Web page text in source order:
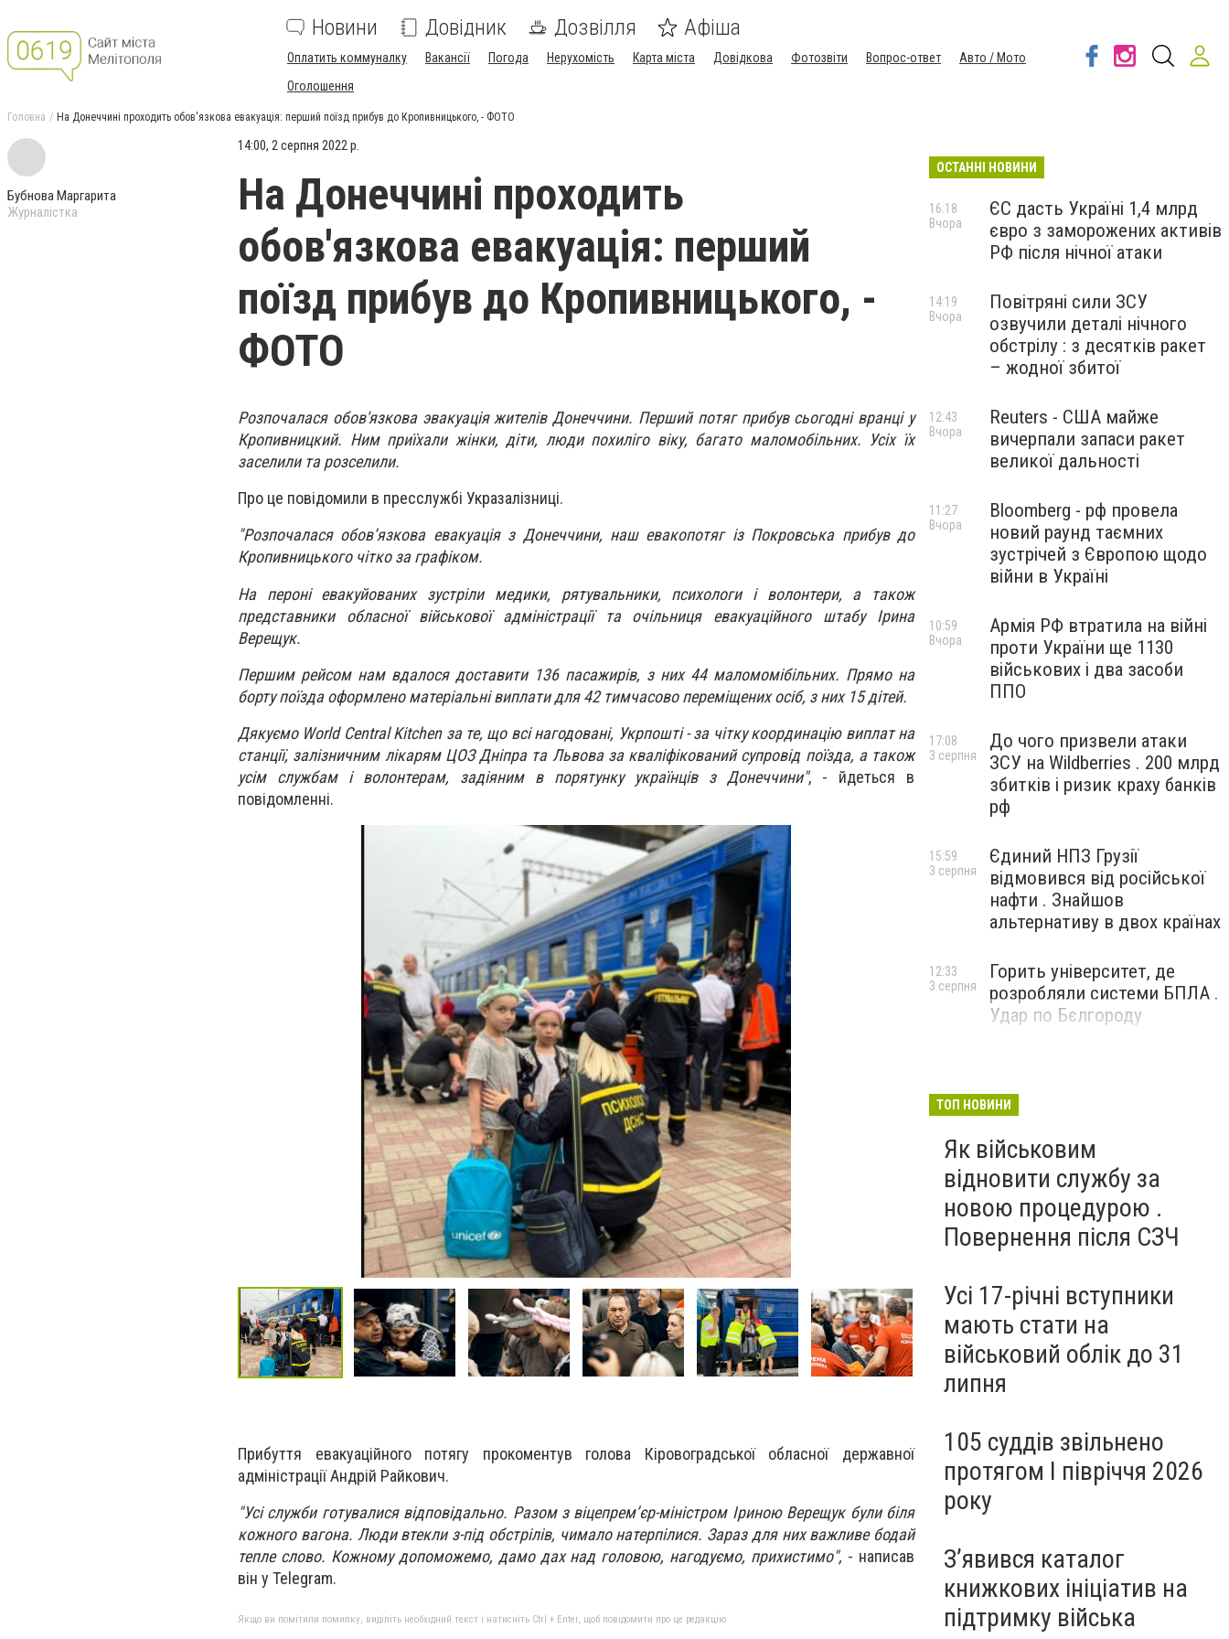
Новини Довідник Дозвілля Афіша
Оплатить коммуналку Вакансії Погода Нерухомість Карта міста Довідкова Фотозвіти Вопрос-ответ
Авто / Мото
Оголошення
Головна На Донеччині проходить обов'язкова евакуація: перший поїзд прибув до Кропивницького, - ФОТО
Бубнова Маргарита
Журналістка
14:00, 2 серпня 2022 р.
На Донеччині проходить
обов'язкова евакуація: перший
поїзд прибув до Кропивницького, -
ФОТО
Розпочалася обов'язкова эвакуація жителів Донеччини. Перший потяг прибув сьогодні вранці у
Кропивницкий. Ним приїхали жінки, діти, люди похиліго віку, багато маломобільних. Усіх їх
заселили та розселили.
Про це повідомили в пресслужбі Укразалізниці.
"Розпочалася обов’язкова евакуація з Донеччини, наш евакопотяг із Покровська прибув до
Кропивницького чітко за графіком.
На пероні евакуйованих зустріли медики, рятувальники, психологи і волонтери, а також
представники обласної військової адміністрації та очільниця евакуаційного штабу Ірина
Верещук.
Першим рейсом нам вдалося доставити 136 пасажирів, з них 44 маломомібільних. Прямо на
борту поїзда оформлено матеріальні виплати для 42 тимчасово переміщених осіб, з них 15 дітей.
Дякуємо World Central Kitchen за те, що всі нагодовані, Укрпошті - за чітку координацію виплат на
станції, залізничним лікарям ЦОЗ Дніпра та Львова за кваліфікований супровід поїзда, а також
усім службам і волонтерам, задіяним в порятунку українців з Донеччини", - йдеться в
повідомленні.
Прибуття евакуаційного потягу прокоментув голова Кіровоградської обласної державної
адміністрації Андрій Райкович.
"Усі служби готувалися відповідально. Разом з віцепрем’єр-міністром Іриною Верещук були біля
кожного вагона. Люди втекли з-під обстрілів, чимало натерпілися. Зараз для них важливе бодай
тепле слово. Кожному допоможемо, дамо дах над головою, нагодуємо, прихистимо", - написав
він у Telegram.
Якщо ви помітили помилку, виділіть необхідний текст і натисніть Ctrl + Enter, щоб повідомити про це редакцію
ОСТАННІ НОВИНИ
ЄС дасть Україні 1,4 млрд
євро з заморожених активів
РФ після нічної атаки
16:18
Вчора
Повітряні сили ЗСУ
озвучили деталі нічного
обстрілу : з десятків ракет
– жодної збитої
14:19
Вчора
Reuters - США майже
вичерпали запаси ракет
великої дальності
12:43
Вчора
Bloomberg - рф провела
новий раунд таємних
зустрічей з Європою щодо
війни в Україні
11:27
Вчора
Армія РФ втратила на війні
проти України ще 1130
військових і два засоби
ППО
10:59
Вчора
До чого призвели атаки
ЗСУ на Wildberries . 200 млрд
збитків і ризик краху банків
рф
17:08
3 серпня
Єдиний НПЗ Грузії
відмовився від російської
нафти . Знайшов
альтернативу в двох країнах
15:59
3 серпня
Горить університет, де
розробляли системи БПЛА .
Удар по Бєлгороду
12:33
3 серпня
ТОП НОВИНИ
Як військовим
відновити службу за
новою процедурою .
Повернення після СЗЧ
Усі 17-річні вступники
мають стати на
військовий облік до 31
липня
105 суддів звільнено
протягом I півріччя 2026
року
З’явився каталог
книжкових ініціатив на
підтримку війська